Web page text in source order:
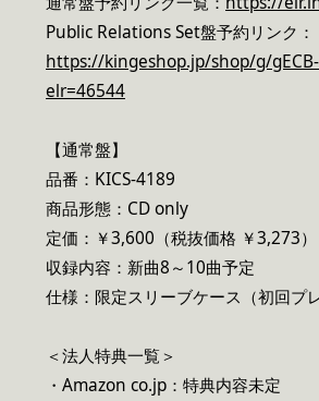
Public Relations Set盤予約リンク：
https://kingeshop.jp/shop/g/
elr=46544
【通常盤】
品番：KICS-4189
商品形態：CD only
定価：￥3,600（税抜価格 ￥3,273）
収録内容：新曲8～10曲予定
仕様：限定スリーブケース（初回プ
＜法人特典一覧＞
・Amazon co.jp：特典内容未定